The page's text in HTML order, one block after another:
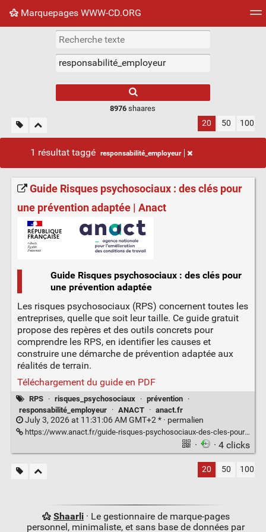
Marquepages WWW-CD.ORG
Nuage de tags Mur d'images
8976 shaares
20 50 100
1 résultat taggé responsabilité_employeur
Guide Risques psychosociaux : des clés pour
une prévention adaptée | Anact
Guide Risques psychosociaux : des clés pour
une prévention adaptée
Les risques psychosociaux (RPS) concernent toutes les
entreprises, quelle que soit leur taille. Ce guide gratuit
propose des repères et des outils concrets pour
comprendre les RPS, en identifier les causes et
construire une démarche de prévention adaptée aux
réalités de terrain.
Téléchargement du guide en PDF
RPS · risques_psychosociaux · prévention ·
responsabilité_employeur
· ANACT · anact.fr
July 3, 2026 at 11:31:06 AM GMT+2 * · permalien
https://www.anact.fr/guide-risques-psychosociaux-des-cles-pour-une-prevention-adaptee
· · 4 clicks
20 50 100
Shaarli· Le gestionnaire de marque-pages
personnel, minimaliste, et sans base de données par